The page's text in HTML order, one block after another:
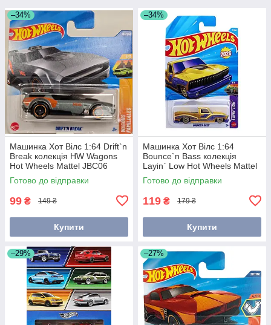
–34%
Машинка Хот Вілс 1:64 Drift`n
Break колекція HW Wagons
Hot Wheels Mattel JBC06
Готово до відправки
99 ₴ 149 ₴
Купити
–34%
Машинка Хот Вілс 1:64
Bounce`n Bass колекція
Layin` Low Hot Wheels Mattel
JJH32
Готово до відправки
119 ₴ 179 ₴
Купити
–29% –27%